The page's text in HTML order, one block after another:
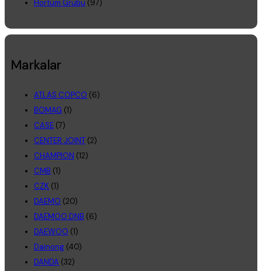
Hortum Grubu (97)
Markalar
ATLAS COPCO (6)
BOMAG (1)
CASE (7)
CENTER JOINT (2)
CHAMPION (12)
CMB (1)
CZK (1)
DAEMO (20)
DAEMOO DNB (6)
DAEWOO (1)
Dainong (40)
DANDA (32)